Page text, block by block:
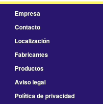
Empresa
Contacto
Localización
Fabricantes
Productos
Aviso legal
Política de privacidad